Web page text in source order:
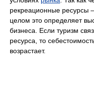
рекреационные ресурсы
целом это определяет
бизнеса. Если туризм
ресурса, то
возрастает.